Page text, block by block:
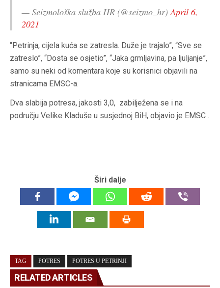
— Seizmološka služba HR (@seizmo_hr)April 6,
2021
“Petrinja, cijela kuća se zatresla. Duže je trajalo”, “Sve se
zatreslo”, “Dosta se osjetio”, “Jaka grmljavina, pa ljuljanje”,
samo su neki od komentara koje su korisnici objavili na
stranicama EMSC-a.
Dva slabija potresa, jakosti 3,0, zabilježena se i na
području Velike Kladuše u susjednoj BiH, objavio je EMSC .
Širi dalje
TAG POTRES POTRES U PETRINJI
RELATED ARTICLES